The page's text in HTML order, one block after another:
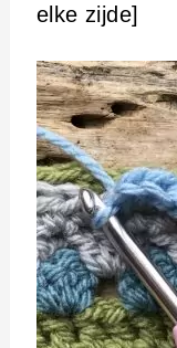
elke zijde]